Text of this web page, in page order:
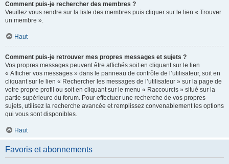
Comment puis-je rechercher des membres ?
Veuillez vous rendre sur la liste des membres puis cliquer sur le lien « Trouver
un membre ».
Haut
Comment puis-je retrouver mes propres messages et sujets ?
Vos propres messages peuvent être affichés soit en cliquant sur le lien
« Afficher vos messages » dans le panneau de contrôle de l’utilisateur, soit en
cliquant sur le lien « Rechercher les messages de l’utilisateur » sur la page de
votre propre profil ou soit en cliquant sur le menu « Raccourcis » situé sur la
partie supérieure du forum. Pour effectuer une recherche de vos propres
sujets, utilisez la recherche avancée et remplissez convenablement les options
qui vous sont disponibles.
Haut
Favoris et abonnements